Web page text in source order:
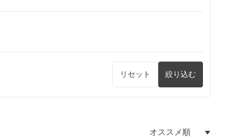
リセット 絞り込む